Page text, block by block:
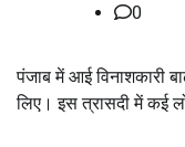
0
पंजाब में आई विनाशकारी
लिए। इस त्रासदी में कई